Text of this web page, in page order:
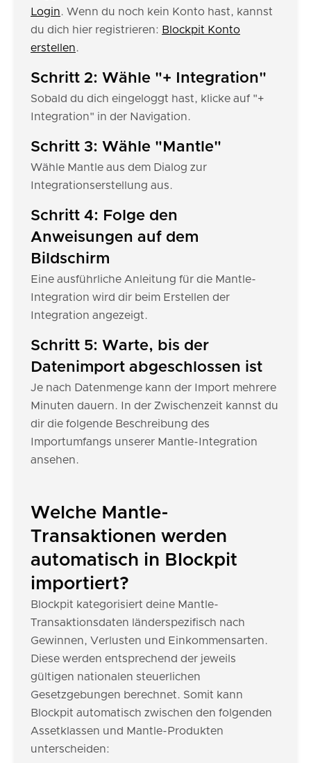
Login. Wenn du noch kein Konto hast, kannst
du dich hier registrieren: Blockpit Konto
erstellen.
Schritt 2: Wähle "+ Integration"
Sobald du dich eingeloggt hast, klicke auf "+
Integration" in der Navigation.
Schritt 3: Wähle "Mantle"
Wähle Mantle aus dem Dialog zur
Integrationserstellung aus.
Schritt 4: Folge den
Anweisungen auf dem
Bildschirm
Eine ausführliche Anleitung für die Mantle-
Integration wird dir beim Erstellen der
Integration angezeigt.
Schritt 5: Warte, bis der
Datenimport abgeschlossen ist
Je nach Datenmenge kann der Import mehrere
Minuten dauern. In der Zwischenzeit kannst du
dir die folgende Beschreibung des
Importumfangs unserer Mantle-Integration
ansehen.
Welche Mantle-
Transaktionen werden
automatisch in Blockpit
importiert?
Blockpit kategorisiert deine Mantle-
Transaktionsdaten länderspezifisch nach
Gewinnen, Verlusten und Einkommensarten.
Diese werden entsprechend der jeweils
gültigen nationalen steuerlichen
Gesetzgebungen berechnet. Somit kann
Blockpit automatisch zwischen den folgenden
Assetklassen und Mantle-Produkten
unterscheiden: